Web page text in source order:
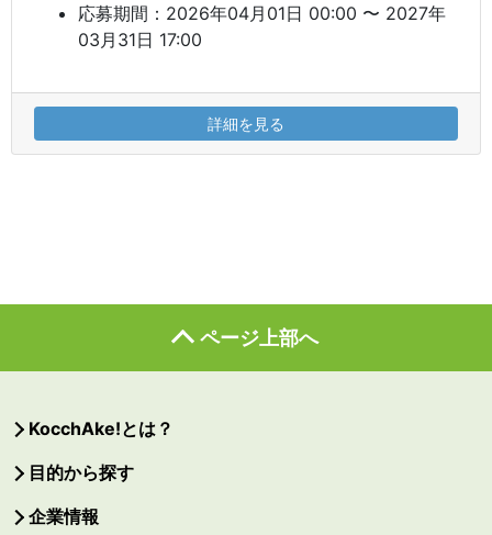
応募期間：2026年04月01日 00:00 〜 2027年
03月31日 17:00
詳細を見る
ページ上部へ
KocchAke!とは？
目的から探す
企業情報